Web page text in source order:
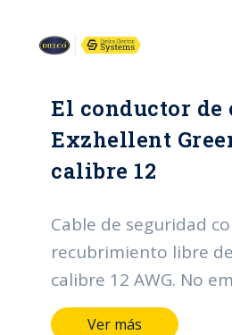
El conductor de
Exzhellent
calibre 12
Cable de seguridad
recubrimiento libre
calibre 12 AWG. No
téxicos en caso de
Ver más